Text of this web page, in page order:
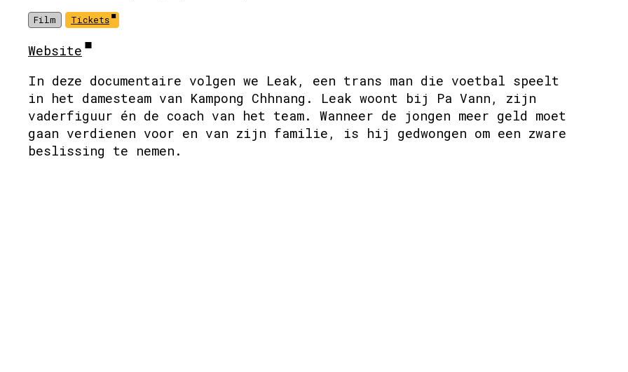
Film Tickets
Website
In deze documentaire volgen we Leak, een trans man die voetbal speelt
in het damesteam van Kampong Chhnang. Leak woont bij Pa Vann, zijn
vaderfiguur én de coach van het team. Wanneer de jongen meer geld moet
gaan verdienen voor en van zijn familie, is hij gedwongen om een zware
beslissing te nemen.